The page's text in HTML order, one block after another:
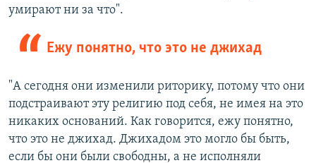
умирают ни за что".
Ежу понятно, что это не джихад
"А сегодня они изменили риторику, потому что они
подстраивают эту религию под себя, не имея на это
никаких оснований. Как говорится, ежу понятно,
что это не джихад. Джихадом это могло бы быть,
если бы они были свободны, а не исполняли